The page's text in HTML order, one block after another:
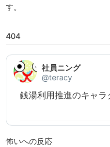
す。
404
社員ニング
@teracy
銭湯利用推進のキャ
怖いへの反応